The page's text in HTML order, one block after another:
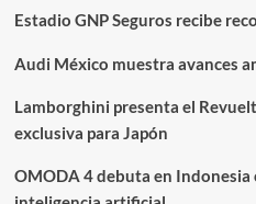
Estadio GNP Seguros recibe
Audi México muestra avances
Lamborghini presenta el
exclusiva para Japón
OMODA 4 debuta en Indonesia